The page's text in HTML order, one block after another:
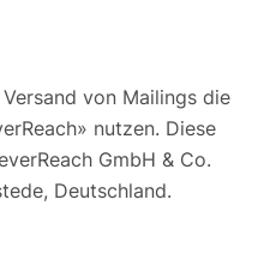
von Mailings die
nutzen. Diese
GmbH & Co.
Deutschland.